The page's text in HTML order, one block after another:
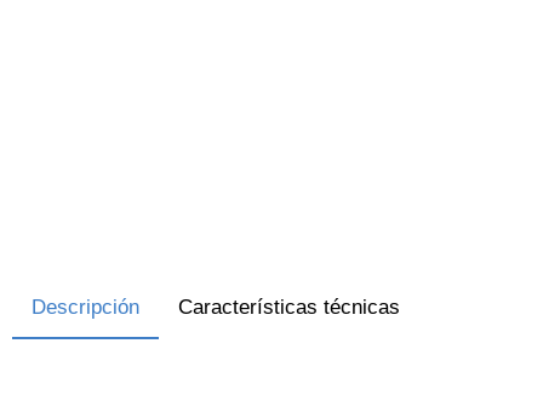
Descripción Características técnicas